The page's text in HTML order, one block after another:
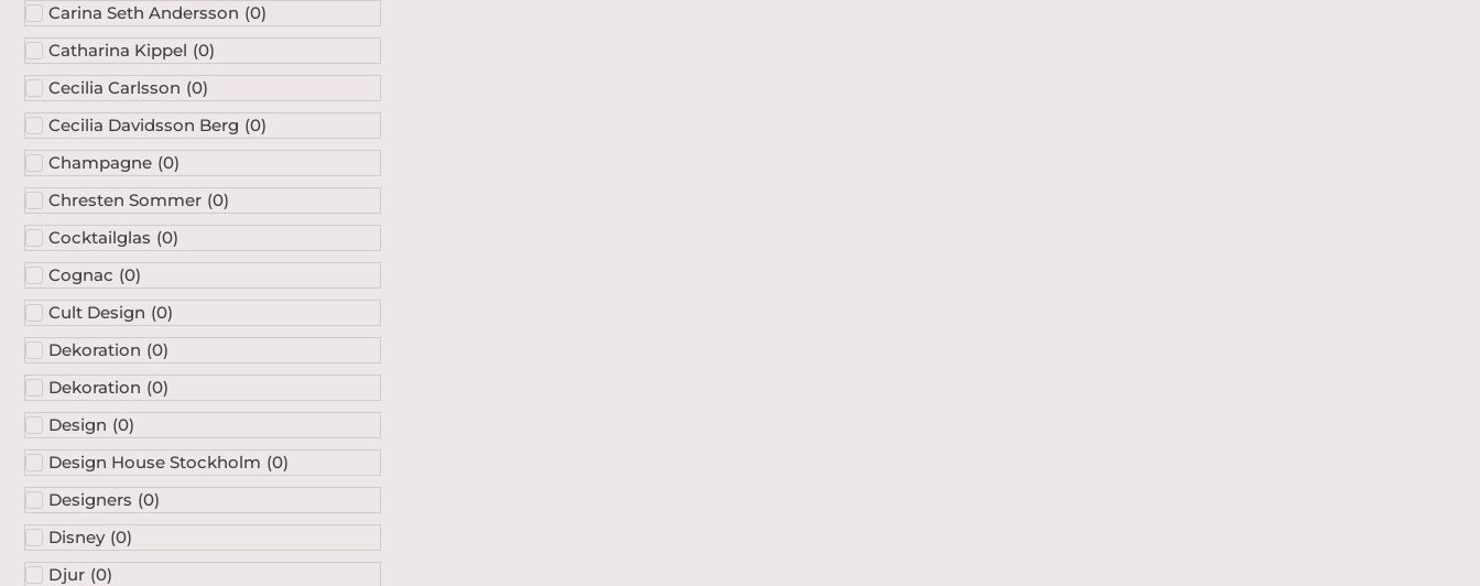
Carina Seth Andersson (0)
Catharina Kippel (0)
Cecilia Carlsson (0)
Cecilia Davidsson Berg (0)
Champagne (0)
Chresten Sommer (0)
Cocktailglas (0)
Cognac (0)
Cult Design (0)
Dekoration (0)
Dekoration (0)
Design (0)
Design House Stockholm (0)
Designers (0)
Disney (0)
Djur (0)